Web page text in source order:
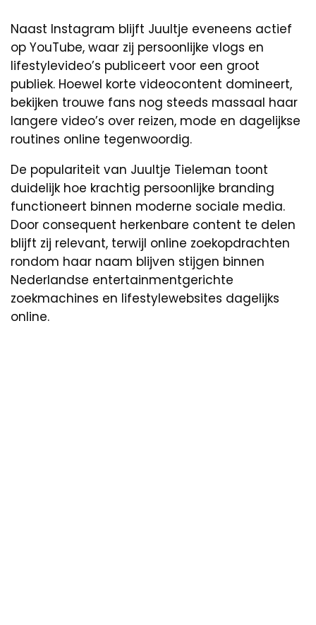
Naast Instagram blijft Juultje eveneens actief
op YouTube, waar zij persoonlijke vlogs en
lifestylevideo’s publiceert voor een groot
publiek. Hoewel korte videocontent domineert,
bekijken trouwe fans nog steeds massaal haar
langere video’s over reizen, mode en dagelijkse
routines online tegenwoordig.
De populariteit van Juultje Tieleman toont
duidelijk hoe krachtig persoonlijke branding
functioneert binnen moderne sociale media.
Door consequent herkenbare content te delen
blijft zij relevant, terwijl online zoekopdrachten
rondom haar naam blijven stijgen binnen
Nederlandse entertainmentgerichte
zoekmachines en lifestylewebsites dagelijks
online.